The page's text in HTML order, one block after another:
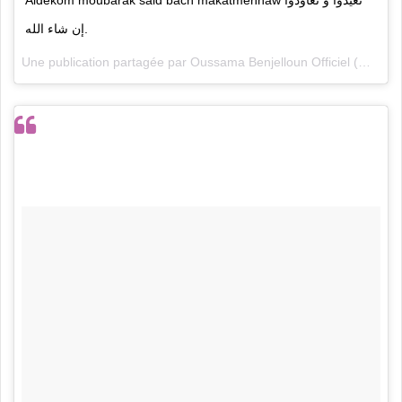
Une publication partagée par Oussama Benjelloun Officiel (@oussamabenjell) le